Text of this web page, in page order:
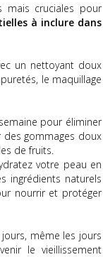
mais cruciales pour
à inclure dans
un nettoyant doux
le maquillage
pour éliminer
des gommages doux
de fruits.
votre peau en
ingrédients naturels
nourrir et protéger
même les jours
le vieillissement